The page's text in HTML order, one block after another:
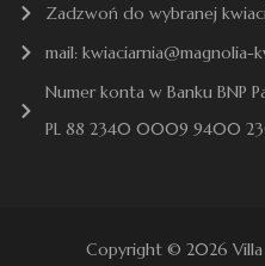
Zadzwoń do wybranej
mail: kwiaciarnia@magnolia-
Numer konta w Banku BNP
PL 88 2340 0009 9400
Copyright © 2026 Villa